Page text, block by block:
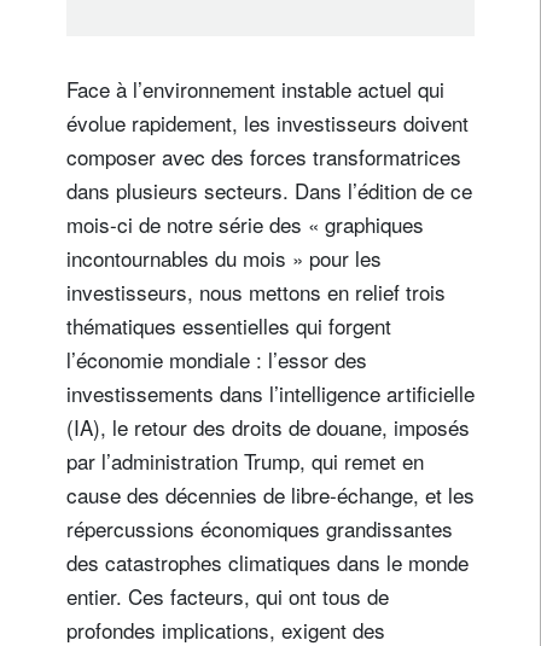
Face à l’environnement instable actuel qui
évolue rapidement, les investisseurs doivent
composer avec des forces transformatrices
dans plusieurs secteurs. Dans l’édition de ce
mois-ci de notre série des « graphiques
incontournables du mois » pour les
investisseurs, nous mettons en relief trois
thématiques essentielles qui forgent
l’économie mondiale : l’essor des
investissements dans l’intelligence artificielle
(IA), le retour des droits de douane, imposés
par l’administration Trump, qui remet en
cause des décennies de libre-échange, et les
répercussions économiques grandissantes
des catastrophes climatiques dans le monde
entier. Ces facteurs, qui ont tous de
profondes implications, exigent des